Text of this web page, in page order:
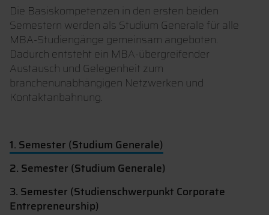
Die Basiskompetenzen in den ersten beiden
Semestern werden als Studium Generale für alle
MBA-Studiengänge gemeinsam angeboten.
Dadurch entsteht ein MBA-übergreifender
Austausch und Gelegenheit zum
branchenunabhängigen Netzwerken und
Kontaktanbahnung.
1. Semester (Studium Generale)
2. Semester (Studium Generale)
3. Semester (Studienschwerpunkt Corporate
Entrepreneurship)